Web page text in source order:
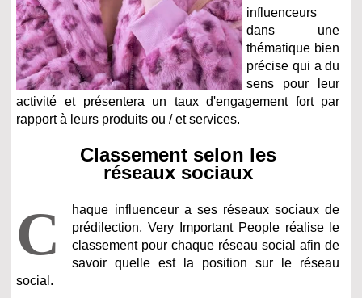
influenceurs
dans une
thématique bien
précise qui a du
sens pour leur
activité et présentera un taux d'engagement fort par
rapport à leurs produits ou / et services.
Classement selon les
réseaux sociaux
C
haque influenceur a ses réseaux sociaux de
prédilection, Very Important People réalise le
classement pour chaque réseau social afin de
savoir quelle est la position sur le réseau
social.